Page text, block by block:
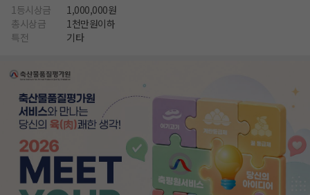
1등시상금
1,000,000원
총시상금
1천만원이하
특전
기타